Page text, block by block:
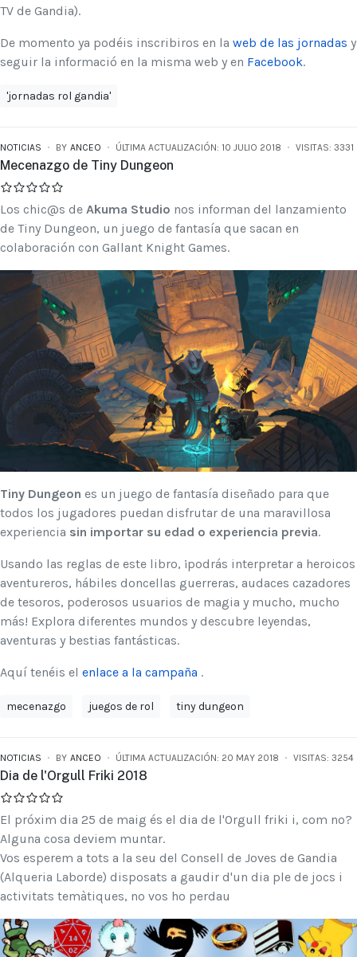
TV de Gandia).
De momento ya podéis inscribiros en la web de las jornadas y
seguir la informació en la misma web y en Facebook.
'jornadas rol gandia'
NOTICIAS BY ANCEO ÚLTIMA ACTUALIZACIÓN: 10 JULIO 2018 VISITAS: 3331
Mecenazgo de Tiny Dungeon
Los chic@s de Akuma Studio nos informan del lanzamiento
de Tiny Dungeon, un juego de fantasía que sacan en
colaboración con Gallant Knight Games.
Tiny Dungeon es un juego de fantasía diseñado para que
todos los jugadores puedan disfrutar de una maravillosa
experiencia sin importar su edad o experiencia previa.
Usando las reglas de este libro, ¡podrás interpretar a heroicos
aventureros, hábiles doncellas guerreras, audaces cazadores
de tesoros, poderosos usuarios de magia y mucho, mucho
más! Explora diferentes mundos y descubre leyendas,
aventuras y bestias fantásticas.
Aquí tenéis el enlace a la campaña .
mecenazgo juegos de rol tiny dungeon
NOTICIAS BY ANCEO ÚLTIMA ACTUALIZACIÓN: 20 MAY 2018 VISITAS: 3254
Dia de l'Orgull Friki 2018
El próxim dia 25 de maig és el dia de l'Orgull friki i, com no?
Alguna cosa deviem muntar.
Vos esperem a tots a la seu del Consell de Joves de Gandia
(Alqueria Laborde) disposats a gaudir d'un dia ple de jocs i
activitats temàtiques, no vos ho perdau